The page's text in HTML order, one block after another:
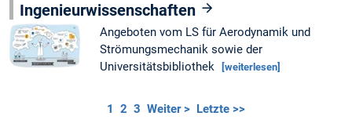
Ingenieurwissenschaften
Angeboten vom LS für Aerodynamik und
Strömungsmechanik sowie der
Universitätsbibliothek
[weiterlesen]
1 2 3 Weiter > Letzte >>